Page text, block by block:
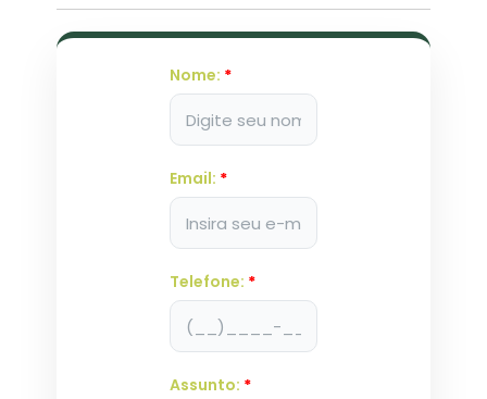
Nome: *
Email: *
Telefone: *
Assunto: *